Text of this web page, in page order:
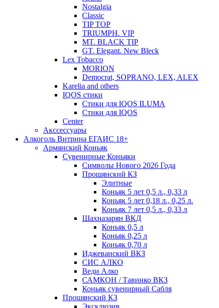
Nostalgia
Classic
TIP TOP
TRIUMPH. VIP
MT. BLACK TIP
GT. Elegant. New Bleck
Lex Tobacco
MORION
Democrat, SOPRANO, LEX, ALEX
Karelia and others
IQOS стики
Стики для IQOS ILUMA
Стики для IQOS
Сenter
Акссессуары
Алкоголь Витрина ЕГАИС 18+
Армянский Коньяк
Сувенирные Коньяки
Символы Нового 2026 Года
Прошянский КЗ
Элитные
Коньяк 5 лет 0,5 л., 0,33 л
Коньяк 5 лет 0,18 л., 0,25 л.
Коньяк 7 лет 0,5 л., 0,33 л
Шахназарян ВКД
Коньяк 0,5 л
Коньяк 0,25 л
Коньяк 0,70 л
Иджеванский ВКЗ
СИС АЛКО
Веди Алко
САМКОН / Тавинко ВКЗ
Коньяк сувенирный Сабля
Прошянский КЗ
Эксклюзив